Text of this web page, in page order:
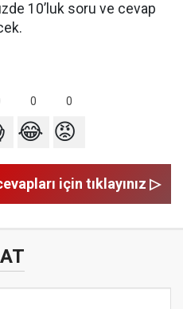
10’luk soru ve cevap
0 0
😂 😡
için tıklayınız ▷